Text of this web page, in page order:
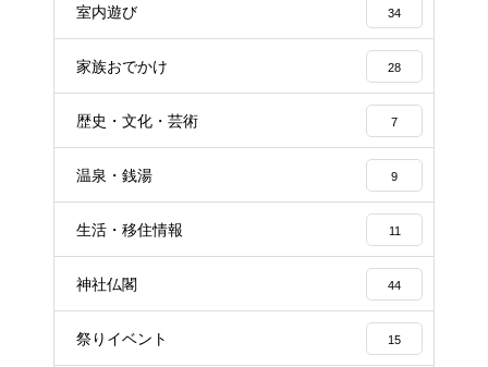
室内遊び 34
家族おでかけ 28
歴史・文化・芸術 7
温泉・銭湯 9
生活・移住情報 11
神社仏閣 44
祭りイベント 15